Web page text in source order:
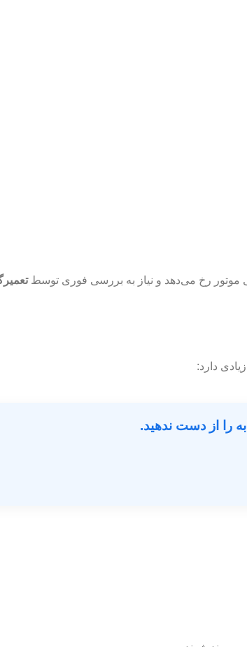
موتور رخ می‌دهد و نیاز به بررسی فوری توسط
دارد:
را از دست ندهید.